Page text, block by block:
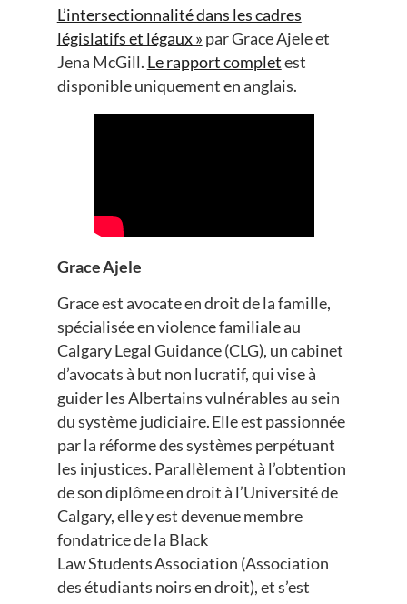
L’intersectionnalité dans les cadres
législatifs et légaux » par Grace Ajele et
Jena McGill. Le rapport completest
disponible uniquement en anglais.
Grace Ajele
Grace est avocate en droit de la famille,
spécialisée en violence familiale au
Calgary Legal Guidance (CLG), un cabinet
d’avocats à but non lucratif, qui vise à
guider les Albertains vulnérables au sein
du système judiciaire. Elle est passionnée
par la réforme des systèmes perpétuant
les injustices. Parallèlement à l’obtention
de son diplôme en droit à l’Université de
Calgary, elle y est devenue membre
fondatrice de la Black
Law Students Association (Association
des étudiants noirs en droit), et s’est